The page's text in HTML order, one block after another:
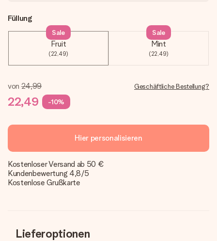
Füllung
Fruit
(22,49)
Sale
Mint
(22,49)
Sale
von 24,99
22,49 -10%
Geschäftliche Bestellung?
Hier personalisieren
Kostenloser Versand ab 50 €
Kundenbewertung 4,8/5
Kostenlose Grußkarte
Lieferoptionen